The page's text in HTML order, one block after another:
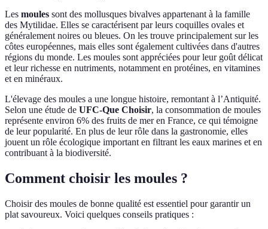
Les moules sont des mollusques bivalves appartenant à la famille
des Mytilidae. Elles se caractérisent par leurs coquilles ovales et
généralement noires ou bleues. On les trouve principalement sur les
côtes européennes, mais elles sont également cultivées dans d'autres
régions du monde. Les moules sont appréciées pour leur goût délicat
et leur richesse en nutriments, notamment en protéines, en vitamines
et en minéraux.
L'élevage des moules a une longue histoire, remontant à l’Antiquité.
Selon une étude de UFC-Que Choisir, la consommation de moules
représente environ 6% des fruits de mer en France, ce qui témoigne
de leur popularité. En plus de leur rôle dans la gastronomie, elles
jouent un rôle écologique important en filtrant les eaux marines et en
contribuant à la biodiversité.
Comment choisir les moules ?
Choisir des moules de bonne qualité est essentiel pour garantir un
plat savoureux. Voici quelques conseils pratiques :